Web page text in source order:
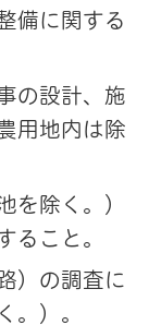
備に関する
の設計、施
用地内は除
を除く。）
ること。
）の調査に
。）。